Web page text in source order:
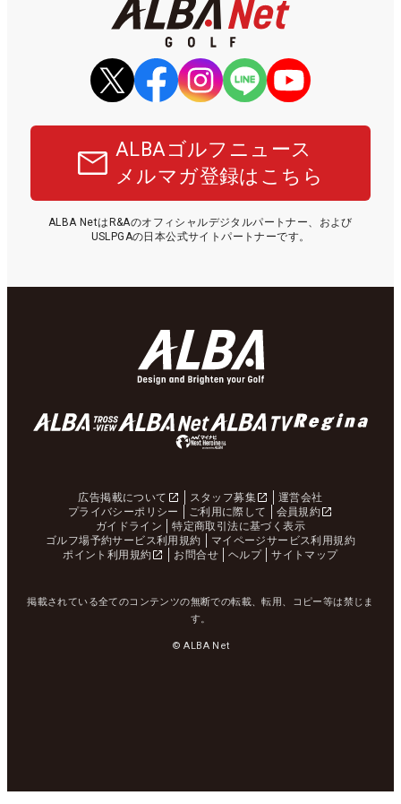
ALBAゴルフニュース
メルマガ登録はこちら
ALBA NetはR&Aのオフィシャルデジタルパートナー、および
USLPGAの日本公式サイトパートナーです。
広告掲載について スタッフ募集
運営会社
プライバシーポリシー
ご利用に際して
会員規約
ガイドライン
特定商取引法に基づく表示
ゴルフ場予約サービス利用規約
マイページサービス利用規約
ポイント利用規約
お問合せ ヘルプ サイトマップ
掲載されている全てのコンテンツの無断での転載、転用、コピー等は禁じま
す。
© ALBA Net